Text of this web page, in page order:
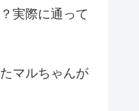
実際に通って
マルちゃんが